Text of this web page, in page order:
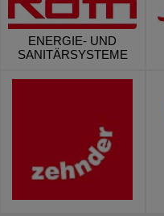
ENERGIE- UND
SANITÄRSYSTEME